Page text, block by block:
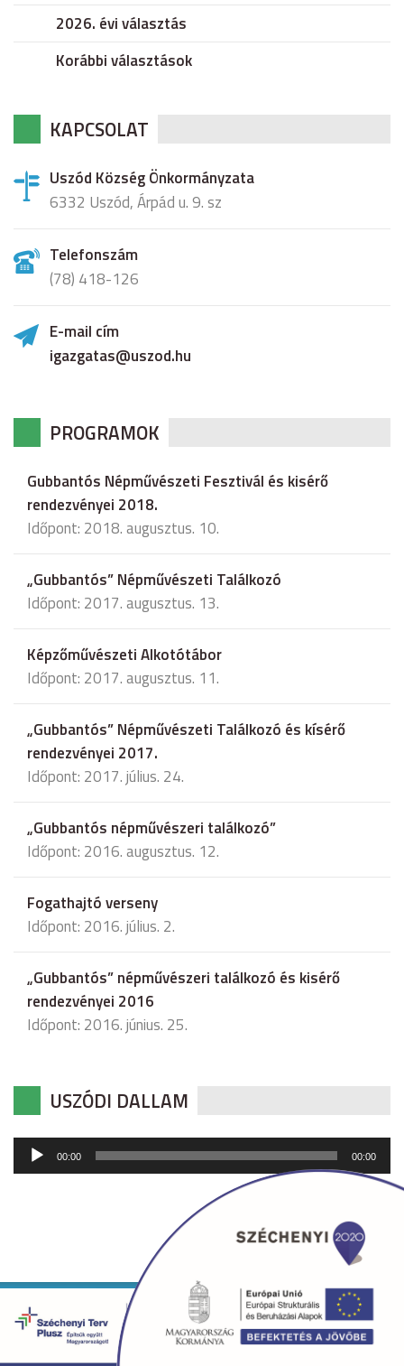
2026. évi választás
Korábbi választások
KAPCSOLAT
Uszód Község Önkormányzata
6332 Uszód, Árpád u. 9. sz
Telefonszám
(78) 418-126
E-mail cím
igazgatas@uszod.hu
PROGRAMOK
Gubbantós Népművészeti Fesztivál és kisérő
rendezvényei 2018.
Időpont: 2018. augusztus. 10.
„Gubbantós” Népművészeti Találkozó
Időpont: 2017. augusztus. 13.
Képzőművészeti Alkotótábor
Időpont: 2017. augusztus. 11.
„Gubbantós” Népművészeti Találkozó és kísérő
rendezvényei 2017.
Időpont: 2017. július. 24.
„Gubbantós népművészeri találkozó”
Időpont: 2016. augusztus. 12.
Fogathajtó verseny
Időpont: 2016. július. 2.
„Gubbantós” népművészeri találkozó és kisérő
rendezvényei 2016
Időpont: 2016. június. 25.
USZÓDI DALLAM
Audió
lejátszó
00:00 00:00
Copyright © 2026 uszod.hu Minden jog fenntartva. •
Készítette:fridrik.me